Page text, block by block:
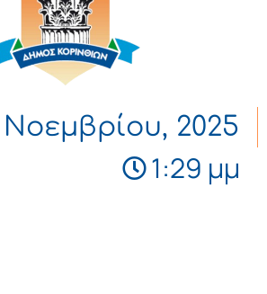
Νοεμβρίου, 2025
1:29 μμ